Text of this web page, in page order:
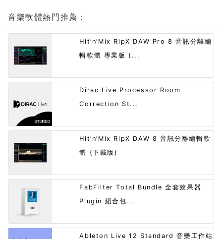
音樂軟體熱門推薦：
Hit’n’Mix RipX DAW Pro 8 音訊分離編
輯軟體 專業版 (...
Dirac Live Processor Room
Correction St...
Hit’n’Mix RipX DAW 8 音訊分離編輯軟
體 (下載版)
FabFilter Total Bundle 全套效果器
Plugin 組合包...
Ableton Live 12 Standard 音樂工作站